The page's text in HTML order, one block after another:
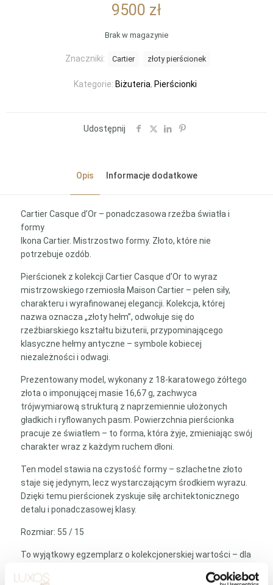
9500 zł
Brak w magazynie
Kategorie: Biżuteria, Pierścionki
Znaczniki: Cartier złoty pierścionek
Udostępnij
Opis Informacje dodatkowe
Cartier Casque d’Or – ponadczasowa rzeźba światła i
formy
Ikona Cartier. Mistrzostwo formy. Złoto, które nie
potrzebuje ozdób.
Pierścionek z kolekcji Cartier Casque d’Or to wyraz
mistrzowskiego rzemiosła Maison Cartier – pełen siły,
charakteru i wyrafinowanej elegancji. Kolekcja, której
nazwa oznacza „złoty hełm”, odwołuje się do
rzeźbiarskiego kształtu biżuterii, przypominającego
klasyczne hełmy antyczne – symbole kobiecej
niezależności i odwagi.
Prezentowany model, wykonany z 18-karatowego żółtego
złota o imponującej masie 16,67 g, zachwyca
trójwymiarową strukturą z naprzemiennie ułożonych
gładkich i ryflowanych pasm. Powierzchnia pierścionka
pracuje ze światłem – to forma, która żyje, zmieniając swój
charakter wraz z każdym ruchem dłoni.
Ten model stawia na czystość formy – szlachetne złoto
staje się jedynym, lecz wystarczającym środkiem wyrazu.
Dzięki temu pierścionek zyskuje siłę architektonicznego
detalu i ponadczasowej klasy.
Rozmiar: 55 / 15
To wyjątkowy egzemplarz o kolekcjonerskiej wartości – dla
ulega modzie, lecz ją definiuje.